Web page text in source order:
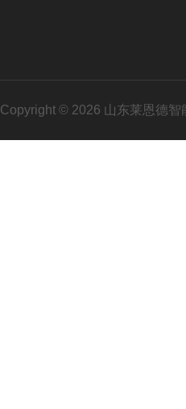
Copyright © 2026 山东莱恩德智